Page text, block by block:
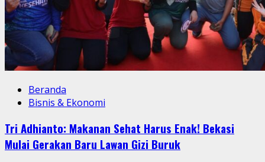
Beranda
Bisnis & Ekonomi
Tri Adhianto: Makanan Sehat Harus Enak! Bekasi
Mulai Gerakan Baru Lawan Gizi Buruk